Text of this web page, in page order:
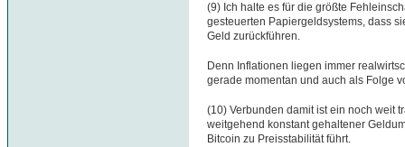
(9) Ich halte es für die größte
gesteuerten Papiergeldsystems, dass
Geld zurückführen.
Denn Inflationen liegen immer
gerade momentan und auch als Folge
(10) Verbunden damit ist ein noch weit
weitgehend konstant gehaltener
Bitcoin zu Preisstabilität führt.